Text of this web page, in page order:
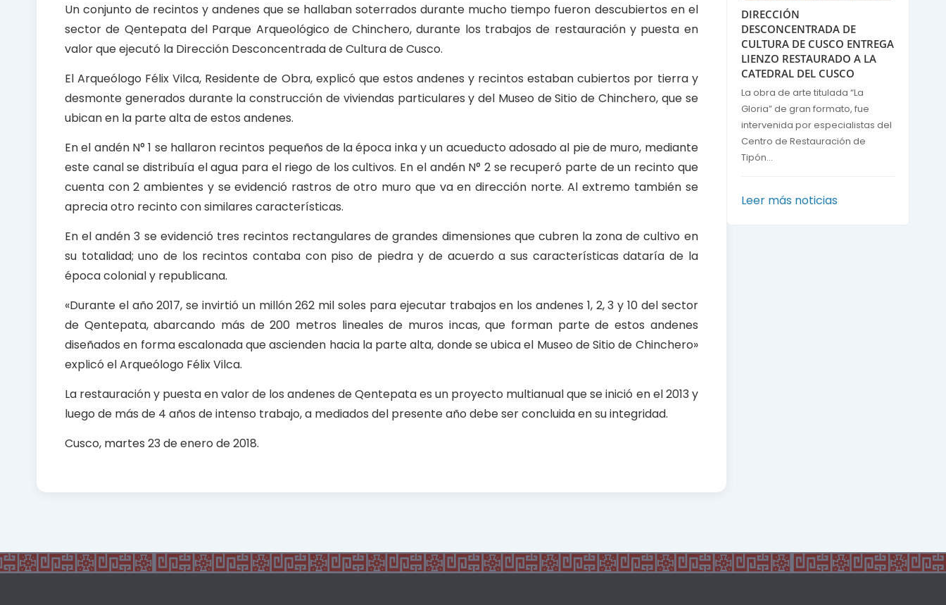
Un conjunto de recintos y andenes que se hallaban soterrados durante mucho tiempo fueron descubiertos en el
sector de Qentepata del Parque Arqueológico de Chinchero, durante los trabajos de restauración y puesta en
valor que ejecutó la Dirección Desconcentrada de Cultura de Cusco.
El Arqueólogo Félix Vilca, Residente de Obra, explicó que estos andenes y recintos estaban cubiertos por tierra y
desmonte generados durante la construcción de viviendas particulares y del Museo de Sitio de Chinchero, que se
ubican en la parte alta de estos andenes.
En el andén N° 1 se hallaron recintos pequeños de la época inka y un acueducto adosado al pie de muro, mediante
este canal se distribuía el agua para el riego de los cultivos. En el andén N° 2 se recuperó parte de un recinto que
cuenta con 2 ambientes y se evidenció rastros de otro muro que va en dirección norte. Al extremo también se
aprecia otro recinto con similares características.
En el andén 3 se evidenció tres recintos rectangulares de grandes dimensiones que cubren la zona de cultivo en
su totalidad; uno de los recintos contaba con piso de piedra y de acuerdo a sus características dataría de la
época colonial y republicana.
«Durante el año 2017, se invirtió un millón 262 mil soles para ejecutar trabajos en los andenes 1, 2, 3 y 10 del sector
de Qentepata, abarcando más de 200 metros lineales de muros incas, que forman parte de estos andenes
diseñados en forma escalonada que ascienden hacia la parte alta, donde se ubica el Museo de Sitio de Chinchero»
explicó el Arqueólogo Félix Vilca.
La restauración y puesta en valor de los andenes de Qentepata es un proyecto multianual que se inició en el 2013 y
luego de más de 4 años de intenso trabajo, a mediados del presente año debe ser concluida en su integridad.
Cusco, martes 23 de enero de 2018.
Similarly, the applicants provide favorite to exercise test. A practice test is communicating and stimulating as
authored various books you will find in Barnes & Nobel or Borders.http://www.passexamway.com/Bryant
Advantage. The Bryant Advantage probably has the most comprehensive study package that is well written using
DIRECCIÓN
DESCONCENTRADA DE
CULTURA DE CUSCO ENTREGA
LIENZO RESTAURADO A LA
CATEDRAL DEL CUSCO
La obra de arte titulada “La
Gloria” de gran formato, fue
intervenida por especialistas del
Centro de Restauración de
Tipón...
Leer más noticias